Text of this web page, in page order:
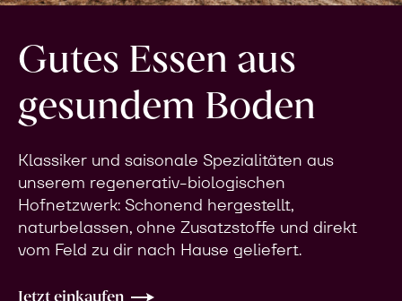
Gutes Essen aus
gesundem Boden
Klassiker und saisonale Spezialitäten aus
unserem regenerativ-biologischen
Hofnetzwerk: Schonend hergestellt,
naturbelassen, ohne Zusatzstoffe und direkt
vom Feld zu dir nach Hause geliefert.
Jetzt einkaufen